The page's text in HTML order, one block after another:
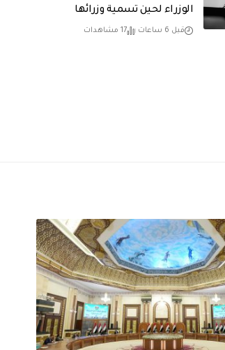
الوزراء لحين تسمية وزرائها
قبل 6 ساعات 17 مشاهدات